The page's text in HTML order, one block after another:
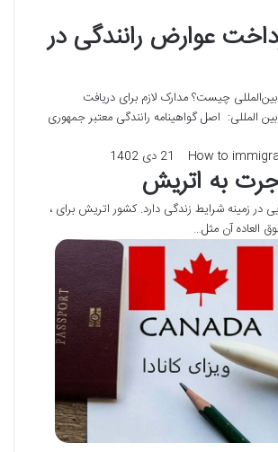
عوارض رانندگی در
بین‌المللی چیست؟ مدارک لازم برای دریافت
بین المللی: اصل گواهینامه رانندگی معتبر جمهوری
21 دی 1402
به اتریش
در زمینه شرایط زندگی دارد. کشور اتریش برای ،
العاده آن مثل…